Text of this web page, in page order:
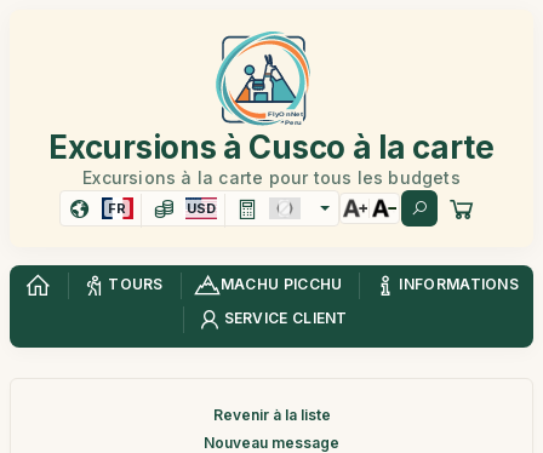
Excursions à Cusco à la carte
Excursions à la carte pour tous les budgets
FR USD
TOURS MACHU PICCHU
INFORMATIONS
SERVICE CLIENT
Revenir à la liste
Nouveau message